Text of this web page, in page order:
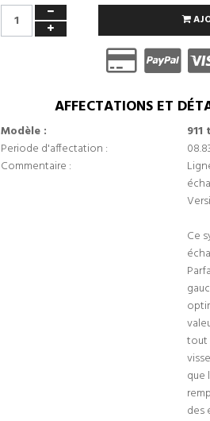
AFFECTATIONS ET
Modèle :
911
Periode d'affectation :
Commentaire :
Ce
tout
que
des